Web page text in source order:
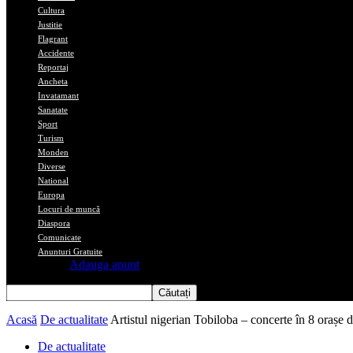
Cultura
Justitie
Flagrant
Accidente
Reportaj
Ancheta
Invatamant
Sanatate
Sport
Turism
Monden
Diverse
National
Europa
Locuri de muncă
Diaspora
Comunicate
Anunturi Gratuite
Adauga anunt
Acasă De actualitate Artistul nigerian Tobiloba – concerte în 8 orașe
De actualitate